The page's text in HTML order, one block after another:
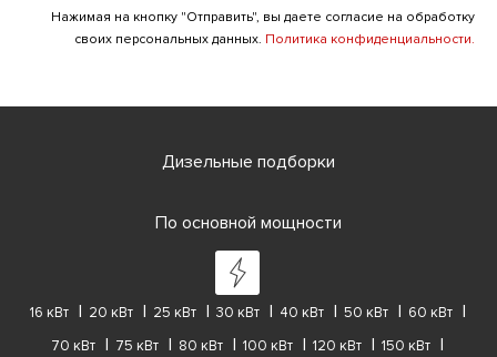
Нажимая на кнопку "Отправить", вы даете согласие на обработку
своих персональных данных. Политика конфиденциальности.
Дизельные подборки
По основной мощности
16 кВт 20 кВт 25 кВт 30 кВт 40 кВт 50 кВт
60 кВт
70 кВт
75 кВт 80 кВт 100 кВт 120 кВт
150 кВт